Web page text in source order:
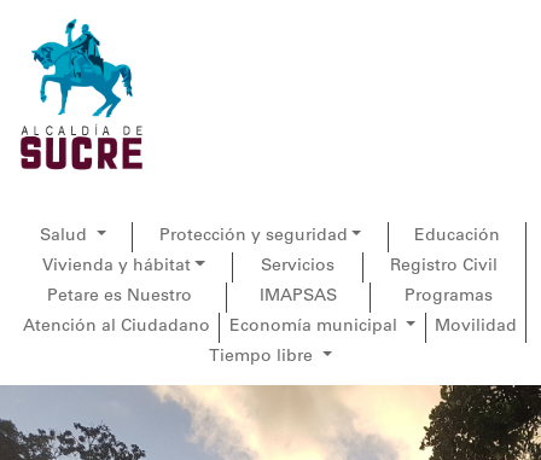
Salud Protección y seguridad
Educación
Vivienda y hábitat
Servicios
Registro Civil
Petare es Nuestro
IMAPSAS
Programas
Atención al Ciudadano
Economía municipal
Movilidad
Tiempo libre